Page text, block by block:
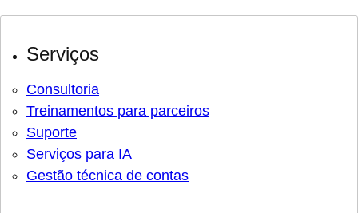
Serviços
Consultoria
Treinamentos para parceiros
Suporte
Serviços para IA
Gestão técnica de contas